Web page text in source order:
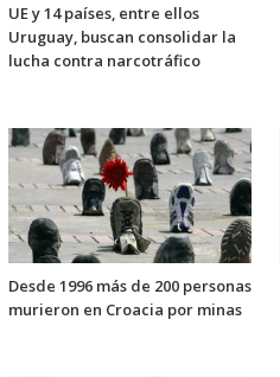
UE y 14 países, entre ellos
Uruguay, buscan consolidar la
lucha contra narcotráfico
Desde 1996 más de 200 personas
murieron en Croacia por minas